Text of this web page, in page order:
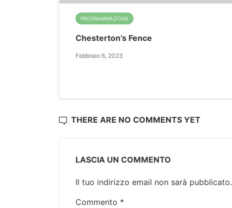
PROGRAMMAZIONE
Chesterton’s Fence
Febbraio 6, 2023
THERE ARE NO COMMENTS YET
LASCIA UN COMMENTO
Il tuo indirizzo email non sarà pubblicato.
Commento *